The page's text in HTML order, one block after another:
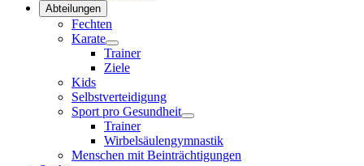
Abteilungen
Fechten
Karate
Trainer
Ziele
Kids
Selbstverteidigung
Sport pro Gesundheit
Trainer
Wirbelsäulengymnastik
Menschen mit Beinträchtigungen